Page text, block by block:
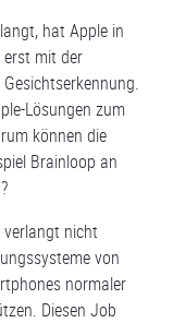
hat Apple in
mit der
Lösungen zum
können die
Brainloop an
verlangt nicht
von
normaler
Diesen Job